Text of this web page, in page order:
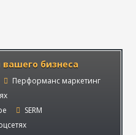
вашего бизнеса
Перформанс маркетинг
SERM